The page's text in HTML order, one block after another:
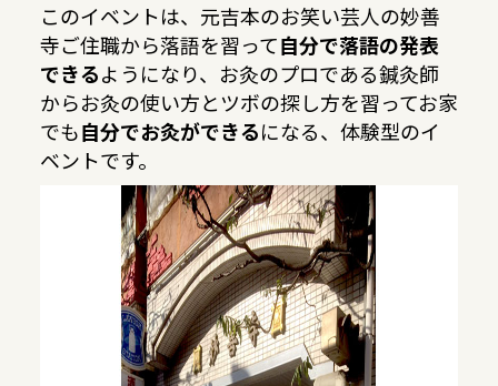
このイベントは、元吉本のお笑い芸人の妙善
寺ご住職から落語を習って自分で落語の発表
できるようになり、お灸のプロである鍼灸師
からお灸の使い方とツボの探し方を習ってお家
でも自分でお灸ができるになる、体験型のイ
ベントです。